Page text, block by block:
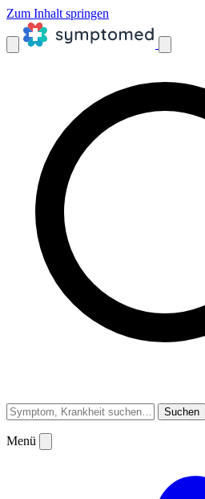
Zum Inhalt springen
Suchen
Menü